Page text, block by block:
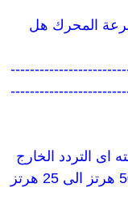
المحرك هل
اى التردد الخارج
من الانفرتر. فمثلا خفض السرعة من 50 هرتز الى 25 هرتز